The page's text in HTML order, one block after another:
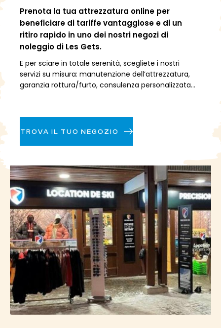
franco-svizzere. In estate, Les Gets si trasforma in
un paradiso per la mountain bike, ospitando un
evento Crankworx e una tappa della Coppa del
Mondo UCI di mountain bike.
Les Gets:
Sciare alle
Portes du Soleil
Collegando otto stazioni sciistiche francesi
d'Abondance, Montriond, Morzine e Saint Jean
d'Aulps) a quattro stazioni svizzere, Les Portes du
Soleil è un immenso parco giochi per tutti gli amanti
degli sport sulla neve. Con i suoi 650 chilometri di
piste, è uno dei comprensori sciistici più grandi al
mondo. Durante la vostra vacanza sulla neve,
potrete esplorare un'ampia varietà di terreni,
sperimentare un mix di sapori locali e godere di un
paesaggio sconfinato. Quest'area transfrontaliera
franco-svizzera vi immerge in un vero e proprio
paradiso sciistico, offrendo infinite possibilità su
piste battute e terreni freeride.
Il comprensorio sciistico di Les Gets garantisce un
accesso facile e diretto alle piste. Con 120 chilometri
Prenota la tua attrezzatura online per
beneficiare di tariffe vantaggiose e di un
ritiro rapido in uno dei nostri negozi di
noleggio di Les Gets.
E per sciare in totale serenità, scegliete i nostri
servizi su misura: manutenzione dell’attrezzatura,
garanzia rottura/furto, consulenza personalizzata...
TROVA IL TUO NEGOZIO